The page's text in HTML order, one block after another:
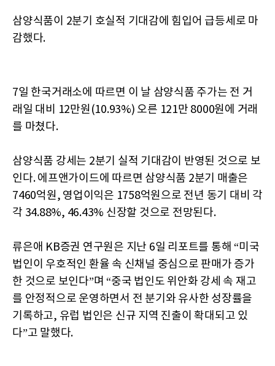
삼양식품이 2분기 호실적 기대감에 힘입어 급등세로 마
감했다.
7일 한국거래소에 따르면 이 날 삼양식품 주가는 전 거
래일 대비 12만원(10.93%) 오른 121만 8000원에 거래
를 마쳤다.
삼양식품 강세는 2분기 실적 기대감이 반영된 것으로 보
인다. 에프앤가이드에 따르면 삼양식품 2분기 매출은
7460억원, 영업이익은 1758억원으로 전년 동기 대비 각
각 34.88%, 46.43% 신장할 것으로 전망된다.
류은애 KB증권 연구원은 지난 6일 리포트를 통해 “미국
법인이 우호적인 환율 속 신채널 중심으로 판매가 증가
한 것으로 보인다”며 “중국 법인도 위안화 강세 속 재고
를 안정적으로 운영하면서 전 분기와 유사한 성장률을
기록하고, 유럽 법인은 신규 지역 진출이 확대되고 있
다”고 말했다.